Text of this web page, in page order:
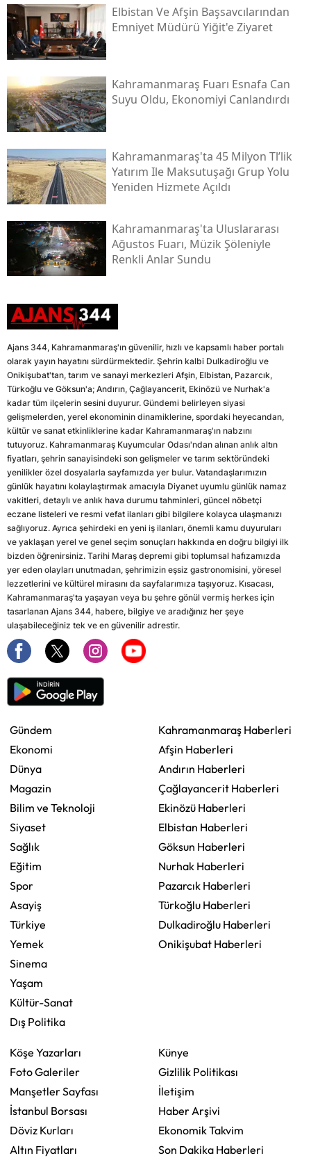
Elbistan Ve Afşin Başsavcılarından
Emniyet Müdürü Yiğit'e Ziyaret
Kahramanmaraş Fuarı Esnafa Can
Suyu Oldu, Ekonomiyi Canlandırdı
Kahramanmaraş'ta 45 Milyon Tl’lik
Yatırım Ile Maksutuşağı Grup Yolu
Yeniden Hizmete Açıldı
Kahramanmaraş'ta Uluslararası
Ağustos Fuarı, Müzik Şöleniyle
Renkli Anlar Sundu
Ajans 344, Kahramanmaraş'ın güvenilir, hızlı ve kapsamlı haber portalı
olarak yayın hayatını sürdürmektedir. Şehrin kalbi Dulkadiroğlu ve
Onikişubat'tan, tarım ve sanayi merkezleri Afşin, Elbistan, Pazarcık,
Türkoğlu ve Göksun'a; Andırın, Çağlayancerit, Ekinözü ve Nurhak'a
kadar tüm ilçelerin sesini duyurur. Gündemi belirleyen siyasi
gelişmelerden, yerel ekonominin dinamiklerine, spordaki heyecandan,
kültür ve sanat etkinliklerine kadar Kahramanmaraş'ın nabzını
tutuyoruz. Kahramanmaraş Kuyumcular Odası'ndan alınan anlık altın
fiyatları, şehrin sanayisindeki son gelişmeler ve tarım sektöründeki
yenilikler özel dosyalarla sayfamızda yer bulur. Vatandaşlarımızın
günlük hayatını kolaylaştırmak amacıyla Diyanet uyumlu günlük namaz
vakitleri, detaylı ve anlık hava durumu tahminleri, güncel nöbetçi
eczane listeleri ve resmi vefat ilanları gibi bilgilere kolayca ulaşmanızı
sağlıyoruz. Ayrıca şehirdeki en yeni iş ilanları, önemli kamu duyuruları
ve yaklaşan yerel ve genel seçim sonuçları hakkında en doğru bilgiyi ilk
bizden öğrenirsiniz. Tarihi Maraş depremi gibi toplumsal hafızamızda
yer eden olayları unutmadan, şehrimizin eşsiz gastronomisini, yöresel
lezzetlerini ve kültürel mirasını da sayfalarımıza taşıyoruz. Kısacası,
Kahramanmaraş'ta yaşayan veya bu şehre gönül vermiş herkes için
tasarlanan Ajans 344, habere, bilgiye ve aradığınız her şeye
ulaşabileceğiniz tek ve en güvenilir adrestir.
Gündem
Ekonomi
Dünya
Magazin
Bilim ve Teknoloji
Siyaset
Sağlık
Eğitim
Spor
Asayiş
Türkiye
Yemek
Sinema
Yaşam
Kültür-Sanat
Dış Politika
Kahramanmaraş Haberleri
Afşin Haberleri
Andırın Haberleri
Çağlayancerit Haberleri
Ekinözü Haberleri
Elbistan Haberleri
Göksun Haberleri
Nurhak Haberleri
Pazarcık Haberleri
Türkoğlu Haberleri
Dulkadiroğlu Haberleri
Onikişubat Haberleri
Köşe Yazarları
Foto Galeriler
Manşetler Sayfası
İstanbul Borsası
Döviz Kurları
Altın Fiyatları
Künye
Gizlilik Politikası
İletişim
Haber Arşivi
Ekonomik Takvim
Son Dakika Haberleri